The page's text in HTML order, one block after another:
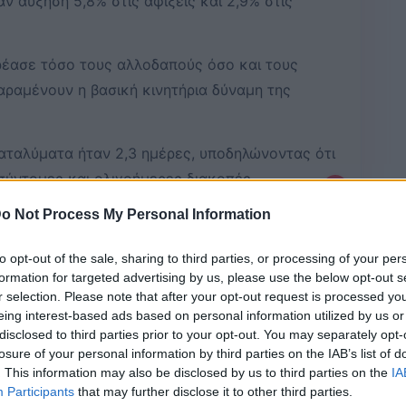
Not Process My Personal Information
opt-out of the sale, sharing to third parties, or processing of your
for targeted advertising by us, please use the below opt-out
selection. Please note that after your opt-out request is processed
interest-based ads based on personal information utilized by us
to third parties prior to your opt-out. You may separately
of your personal information by third parties on the IAB’s list of
This information may also be disclosed by us to third parties on the
Participants that may further disclose it to other third parties.
τόσο τους αλλοδαπούς όσο και τους
η βασική κινητήρια δύναμη της
ήταν 2,3 ημέρες, υποδηλώνοντας ότι
και ολιγοήμερες διακοπές.
–
Bluesky Email Copy Link
Μάρτιο του 2025 κινήθηκε η
της χώρας τον Μάρτιο
στοιχεία τηςΕλληνικής